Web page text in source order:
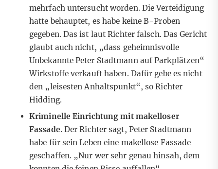
mehrfach untersucht worden. Die Verteidigung
hatte behauptet, es habe keine B-Proben
gegeben. Das ist laut Richter falsch. Das Gericht
glaubt auch nicht, „dass geheimnisvolle
Unbekannte Peter Stadtmann auf Parkplätzen“
Wirkstoffe verkauft haben. Dafür gebe es nicht
den „leisesten Anhaltspunkt“, so Richter
Hidding.
Kriminelle Einrichtung mit makelloser
Fassade. Der Richter sagt, Peter Stadtmann
habe für sein Leben eine makellose Fassade
geschaffen. „Nur wer sehr genau hinsah, dem